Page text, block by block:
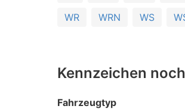
WR
WRN WS
Kennzeichen
Fahrzeugtyp